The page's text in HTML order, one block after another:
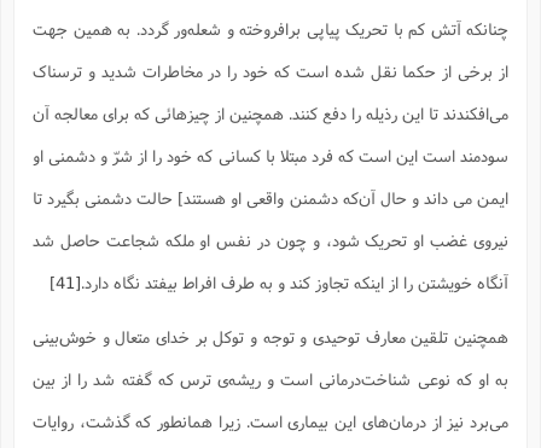
چنانکه آتش کم با تحریک پیاپى برافروخته و شعله‌ور گردد. به همین جهت
از برخی از حکما نقل شده است که خود را در مخاطرات شدید و ترسناک
مى‌افکندند تا این رذیله را دفع کنند. همچنین از چیزهائى که براى معالجه آن
سودمند است این است که فرد مبتلا با کسانى که خود را از شرّ و دشمنى او
ایمن مى داند و حال آن‌که دشمنن واقعی او هستند] حالت دشمنی بگیرد تا
نیروى غضب او تحریک شود، و چون در نفس او ملکه شجاعت حاصل شد
آنگاه خویشتن را از اینکه تجاوز کند و به طرف افراط بیفتد نگاه دارد.[41]
همچنین تلقین معارف توحیدی و توجه و توکل بر خدای متعال و خوش‌بینی
به او که نوعی شناخت‌درمانی است و ریشه‌ی ترس که گفته شد را از بین
می‌برد نیز از درمان‌های این بیماری است. زیرا همانطور که گذشت، روایات